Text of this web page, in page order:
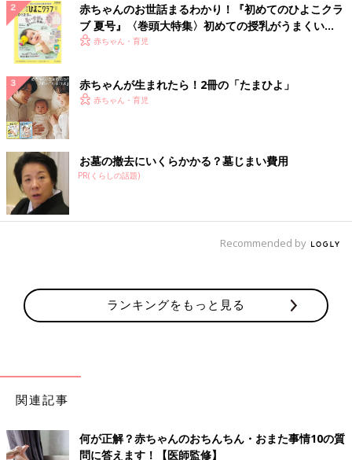
赤ちゃんのお世話まるわかり！『初めてのひよこクラ
ブ 夏号』〈巻頭大特集〉初めての授乳がうまくい
く！ おっぱい・ミルクの基本と夏のトラブル 解決テ
赤ちゃん・育児
赤ちゃんが生まれたら！2冊の「たまひよ」
赤ちゃん・育児
お墓の撤去にいくらかかる？墓じまい費用
PR(くらしの話題)
Recommended by
ランキングをもっと見る
関連記事
何が正解？赤ちゃんのおちんちん・おまた事情10の質
問に答えます！【医師監修】